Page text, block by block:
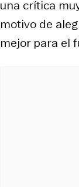
una crítica
motivo de
mejor para el